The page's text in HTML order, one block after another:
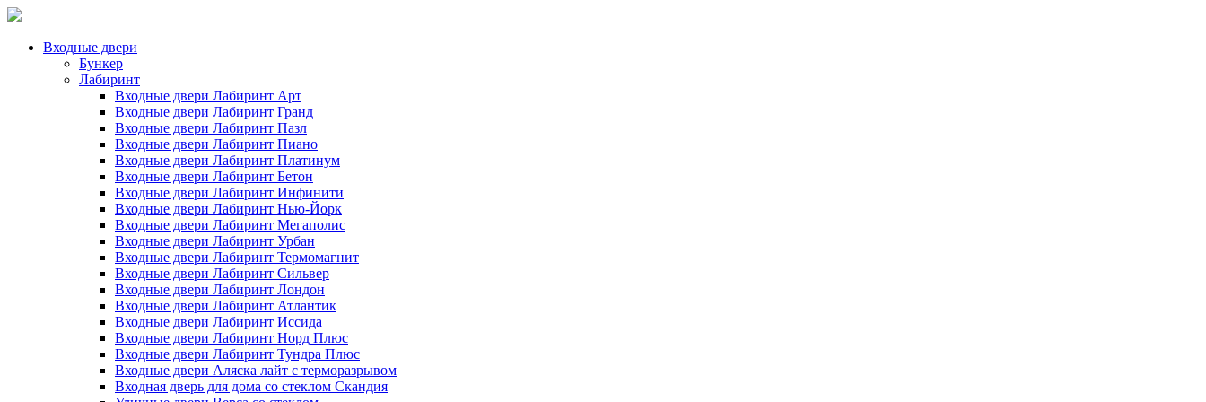
Входные двери
Бункер
Лабиринт
Входные двери Лабиринт Арт
Входные двери Лабиринт Гранд
Входные двери Лабиринт Пазл
Входные двери Лабиринт Пиано
Входные двери Лабиринт Платинум
Входные двери Лабиринт Бетон
Входные двери Лабиринт Инфинити
Входные двери Лабиринт Нью-Йорк
Входные двери Лабиринт Мегаполис
Входные двери Лабиринт Урбан
Входные двери Лабиринт Термомагнит
Входные двери Лабиринт Сильвер
Входные двери Лабиринт Лондон
Входные двери Лабиринт Атлантик
Входные двери Лабиринт Иссида
Входные двери Лабиринт Норд Плюс
Входные двери Лабиринт Тундра Плюс
Входные двери Аляска лайт с терморазрывом
Входная дверь для дома со стеклом Скандия